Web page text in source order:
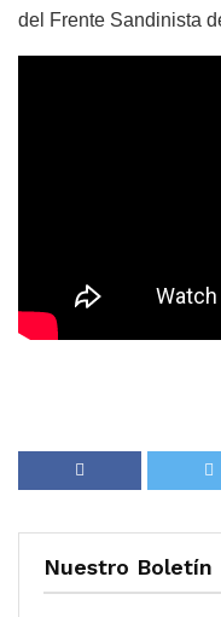
del Frente Sandinista
Nuestro Boletín